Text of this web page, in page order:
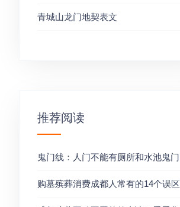
青城山龙门地契表文
推荐阅读
购墓殡葬消费成都人常有的14个误区